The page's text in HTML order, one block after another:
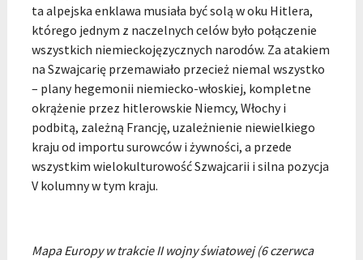
ta alpejska enklawa musiała być solą w oku Hitlera,
którego jednym z naczelnych celów było połączenie
wszystkich niemieckojęzycznych narodów. Za atakiem
na Szwajcarię przemawiało przecież niemal wszystko
– plany hegemonii niemiecko-włoskiej, kompletne
okrążenie przez hitlerowskie Niemcy, Włochy i
podbitą, zależną Francję, uzależnienie niewielkiego
kraju od importu surowców i żywności, a przede
wszystkim wielokulturowość Szwajcarii i silna pozycja
V kolumny w tym kraju.
Mapa Europy w trakcie II wojny światowej (6 czerwca